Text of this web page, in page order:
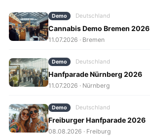
Demo Deutschland
Cannabis Demo Bremen 2026
11.07.2026 · Bremen
Demo Deutschland
Hanfparade Nürnberg 2026
11.07.2026 · Nürnberg
Demo Deutschland
Freiburger Hanfparade 2026
08.08.2026 · Freiburg